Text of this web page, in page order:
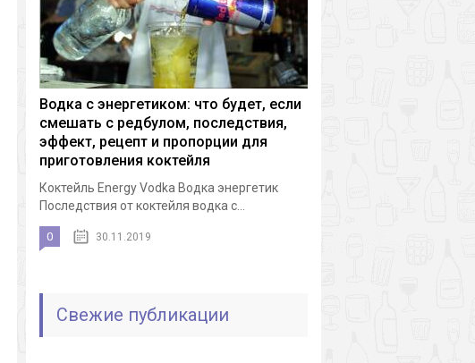
Водка с энергетиком: что будет, если
смешать с редбулом, последствия,
эффект, рецепт и пропорции для
приготовления коктейля
Коктейль Energy Vodka Водка энергетик
Последствия от коктейля водка с...
0 30.11.2019
Свежие публикации